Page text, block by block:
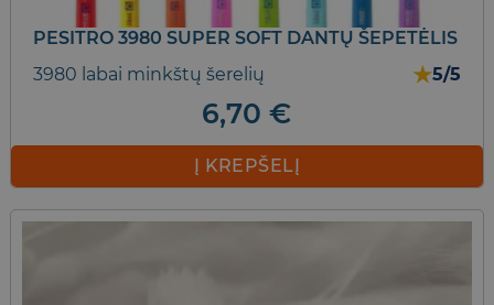
PESITRO 3980 SUPER SOFT DANTŲ ŠEPETĖLIS
3980 labai minkštų šerelių
★5/5
6,70€
Į KREPŠELĮ